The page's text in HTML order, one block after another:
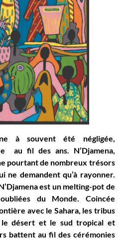
à souvent été négligée,
au fil des ans. N’Djamena,
pourtant de nombreux trésors
ne demandent qu’à rayonner.
est un melting-pot de
du Monde. Coincée
avec le Sahara, les tribus
le désert etle sud tropical et
battent au fil des cérémonies